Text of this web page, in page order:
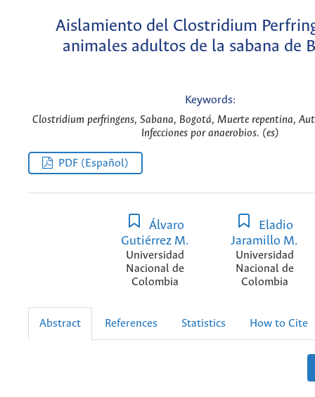
Aislamiento del Clostridium
animales adultos de la sabana de
Keywords:
Clostridium perfringens, Sabana, Bogotá, Muerte repentina,
Infecciones por anaerobios. (es)
PDF (Español)
Álvaro
Gutiérrez M.
Universidad
Nacional de
Colombia
Eladio
Jaramillo M.
Universidad
Nacional de
Colombia
Abstract References Statistics How to Cite